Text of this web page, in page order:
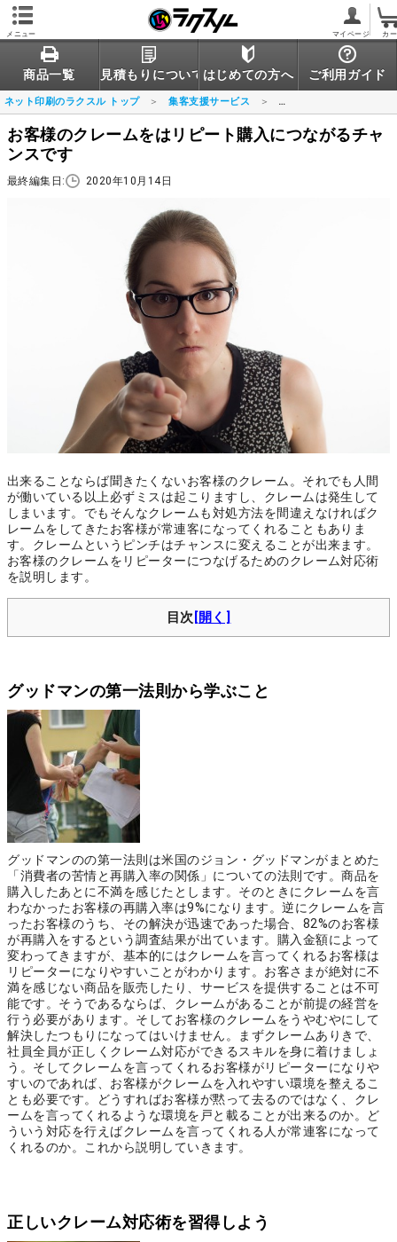
メニュー マイページ カ
商品一覧 見積もりについてはじめての方へ ご利用ガイド
ネット印刷のラクスル トップ 集客支援サービス お客様のクレームをはリ
お客様のクレームをはリピート購入につながるチャ
ンスです
最終編集日: 2020年10月14日
出来ることならば聞きたくないお客様のクレーム。それでも人間
が働いている以上必ずミスは起こりますし、クレームは発生して
しまいます。でもそんなクレームも対処方法を間違えなければク
レームをしてきたお客様が常連客になってくれることもありま
す。クレームというピンチはチャンスに変えることが出来ます。
お客様のクレームをリピーターにつなげるためのクレーム対応術
を説明します。
目次
グッドマンの第一法則から学ぶこと
グッドマンのの第一法則は米国のジョン・グッドマンがまとめた
「消費者の苦情と再購入率の関係」についての法則です。商品を
購入したあとに不満を感じたとします。そのときにクレームを言
わなかったお客様の再購入率は9%になります。逆にクレームを言
ったお客様のうち、その解決が迅速であった場合、82%のお客様
が再購入をするという調査結果が出ています。購入金額によって
変わってきますが、基本的にはクレームを言ってくれるお客様は
リピーターになりやすいことがわかります。お客さまが絶対に不
満を感じない商品を販売したり、サービスを提供することは不可
能です。そうであるならば、クレームがあることが前提の経営を
行う必要があります。そしてお客様のクレームをうやむやにして
解決したつもりになってはいけません。まずクレームありきで、
社員全員が正しくクレーム対応ができるスキルを身に着けましょ
う。そしてクレームを言ってくれるお客様がリピーターになりや
すいのであれば、お客様がクレームを入れやすい環境を整えるこ
とも必要です。どうすればお客様が黙って去るのではなく、クレ
ームを言ってくれるような環境を戸と載ることが出来るのか。ど
ういう対応を行えばクレームを言ってくれる人が常連客になって
くれるのか。これから説明していきます。
正しいクレーム対応術を習得しよう